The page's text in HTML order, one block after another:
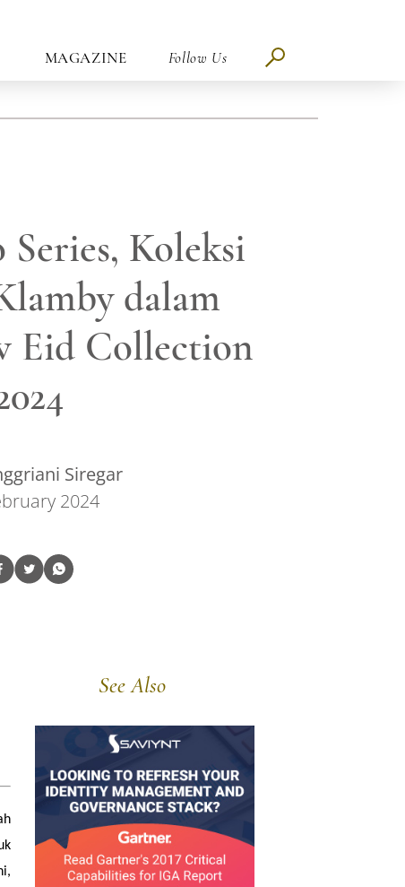
MAGAZINE Follow Us
Koleksi
dalam
Eid Collection
Siregar
2024
See Also